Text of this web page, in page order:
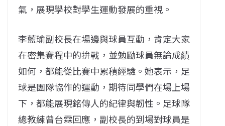
氣，展現學校對學生運動發展的重視。
李藍瑜副校長在場邊與球員互動，肯定大家
在密集賽程中的拚戰，並勉勵球員無論成績
如何，都能從比賽中累積經驗。她表示，足
球是團隊協作的運動，期待同學們在場上場
下，都能展現銘傳人的紀律與韌性。足球隊
總教練曾台霖回應，副校長的到場對球員是